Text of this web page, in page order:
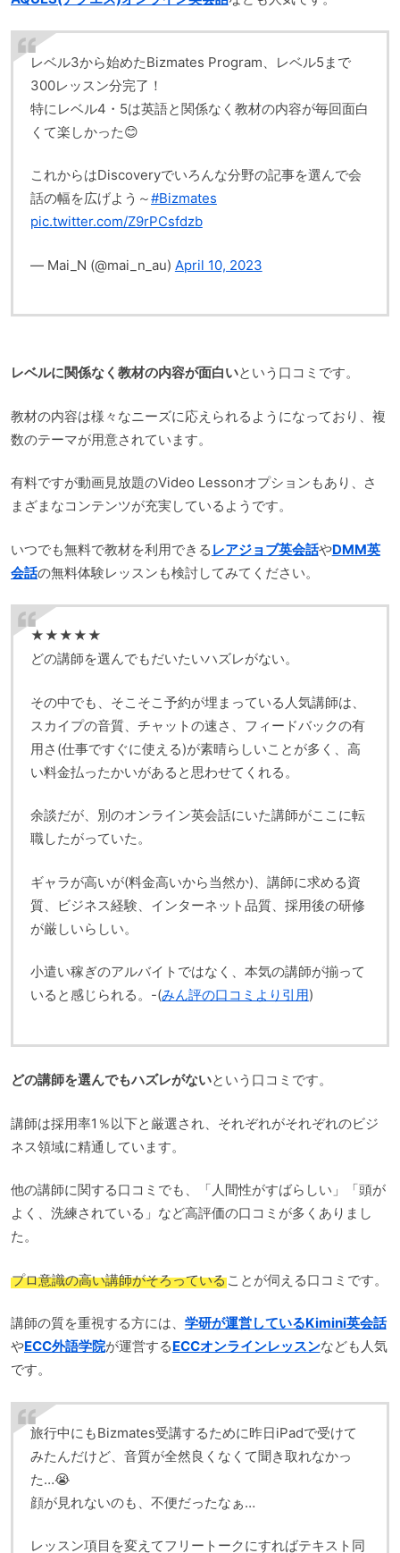
レベル3から始めたBizmates Program、レベル5まで
300レッスン分完了！
特にレベル4・5は英語と関係なく教材の内容が毎回面白
くて楽しかった😊
これからはDiscoveryでいろんな分野の記事を選んで会
話の幅を広げよう～#Bizmates
pic.twitter.com/Z9rPCsfdzb
— Mai_N (@mai_n_au) April 10, 2023
レベルに関係なく教材の内容が面白いという口コミです。
教材の内容は様々なニーズに応えられるようになっており、複
数のテーマが用意されています。
有料ですが動画見放題のVideo Lessonオプションもあり、さ
まざまなコンテンツが充実しているようです。
いつでも無料で教材を利用できる レアジョブ英会話やDMM英
会話の無料体験レッスンも検討してみてください。
★★★★★
どの講師を選んでもだいたいハズレがない。
その中でも、そこそこ予約が埋まっている人気講師は、
スカイプの音質、チャットの速さ、フィードバックの有
用さ(仕事ですぐに使える)が素晴らしいことが多く、高
い料金払ったかいがあると思わせてくれる。
余談だが、別のオンライン英会話にいた講師がここに転
職したがっていた。
ギャラが高いが(料金高いから当然か)、講師に求める資
質、ビジネス経験、インターネット品質、採用後の研修
が厳しいらしい。
小遣い稼ぎのアルバイトではなく、本気の講師が揃って
いると感じられる。-(みん評の口コミより引用)
どの講師を選んでもハズレがないという口コミです。
講師は採用率1％以下と厳選され、それぞれがそれぞれのビジ
ネス領域に精通しています。
他の講師に関する口コミでも、「人間性がすばらしい」「頭が
よく、洗練されている」など高評価の口コミが多くありまし
た。
プロ意識の高い講師がそろっていることが伺える口コミです。
講師の質を重視する方には、 学研が運営しているKimini英会話
やECC外語学院が運営するECCオンラインレッスンなども人気
です。
旅行中にもBizmates受講するために昨日iPadで受けて
みたんだけど、音質が全然良くなくて聞き取れなかっ
た…😭
顔が見れないのも、不便だったなぁ…
レッスン項目を変えてフリートークにすればテキスト同